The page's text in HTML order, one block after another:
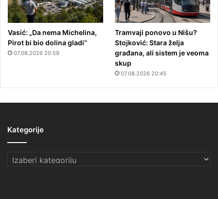
Vasić: „Da nema Michelina,
Pirot bi bio dolina gladi“
07.08.2026 20:59
Tramvaji ponovo u Nišu?
Stojković: Stara želja
građana, ali sistem je veoma
skup
07.08.2026 20:45
Kategorije
Kategorije